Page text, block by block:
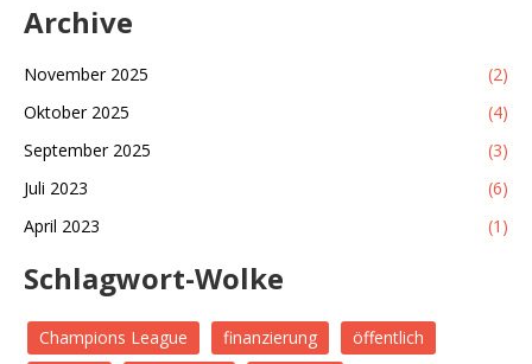
Archive
November 2025
(2)
Oktober 2025
(4)
September 2025
(3)
Juli 2023
(6)
April 2023
(1)
Schlagwort-Wolke
Champions League finanzierung
öffentlich